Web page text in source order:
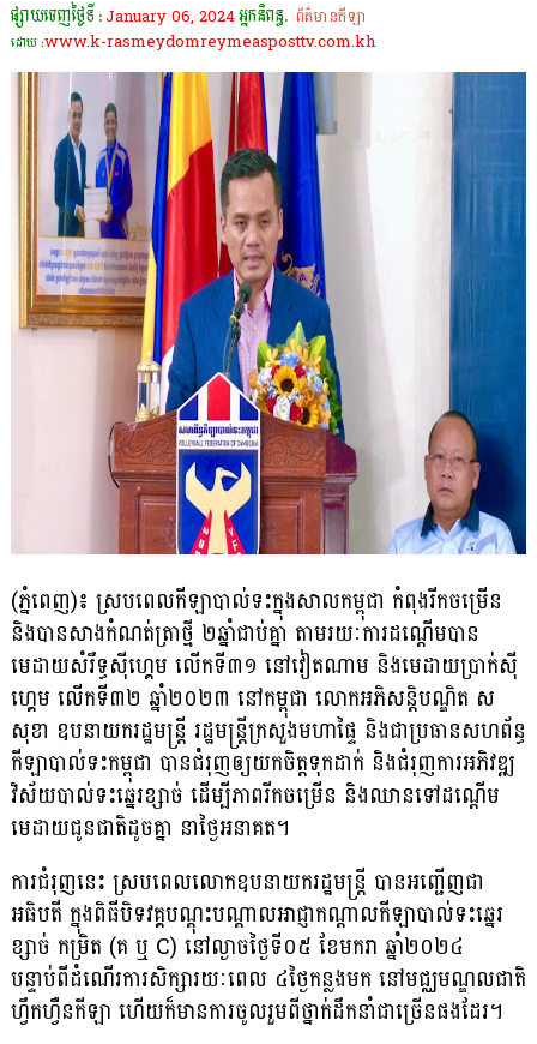
ផ្សាយចេញថ្ងៃទី :January 06, 2024អ្នកនិពន្ធ. ព័ត៌មានកីឡា
ដោយ :www.k-rasmeydomreymeasposttv.com.kh
(ភ្នំពេញ)៖ ស្របពេលកីឡាបាល់ទះក្នុងសាលកម្ពុជា កំពុងរីកចម្រើន
និងបានសាងកំណត់ត្រាថ្មី ២ឆ្នាំជាប់គ្នា តាមរយៈការដណ្ដើមបាន
មេដាយសំរឹទ្ធស៊ីហ្គេម លើកទី៣១ នៅវៀតណាម និងមេដាយប្រាក់ស៊ី
ហ្គេម លើកទី៣២ ឆ្នាំ២០២៣ នៅកម្ពុជា លោកអភិសន្ដិបណ្ឌិត ស
សុខា ឧបនាយករដ្ឋមន្ដ្រី រដ្ឋមន្ដ្រីក្រសួងមហាផ្ទៃ និងជាប្រធានសហព័ន្ធ
កីឡាបាល់ទះកម្ពុជា បានជំរុញឲ្យយកចិត្តទុកដាក់ និងជំរុញការអភិវឌ្ឍ
វិស័យបាល់ទះឆ្នេរខ្សាច់ ដើម្បីភាពរីកចម្រើន និងឈានទៅដណ្ដើម
មេដាយជូនជាតិដូចគ្នា នាថ្ងៃអនាគត។
ការជំរុញនេះ ស្របពេលលោកឧបនាយករដ្ឋមន្ដ្រី បានអញ្ជើញជា
អធិបតី ក្នុងពិធីបិទវគ្គបណ្តុះបណ្តាលអាជ្ញាកណ្តាលកីឡាបាល់ទះឆ្នេរ
ខ្សាច់ កម្រិត (គ ឬ C) នៅល្ងាចថ្ងៃទី០៥ ខែមករា ឆ្នាំ២០២៤
បន្ទាប់ពីដំណើរការសិក្សារយៈពេល ៤ថ្ងៃកន្លងមក នៅមជ្ឈមណ្ឌលជាតិ
ហ្វឹកហ្វឺនកីឡា ហើយក៏មានការចូលរួមពីថ្នាក់ដឹកនាំជាច្រើនផងដែរ។